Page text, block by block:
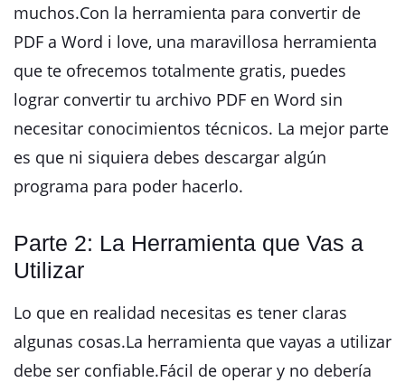
muchos.Con la herramienta para convertir de
PDF a Word i love, una maravillosa herramienta
que te ofrecemos totalmente gratis, puedes
lograr convertir tu archivo PDF en Word sin
necesitar conocimientos técnicos. La mejor parte
es que ni siquiera debes descargar algún
programa para poder hacerlo.
Parte 2: La Herramienta que Vas a
Utilizar
Lo que en realidad necesitas es tener claras
algunas cosas.La herramienta que vayas a utilizar
debe ser confiable.Fácil de operar y no debería